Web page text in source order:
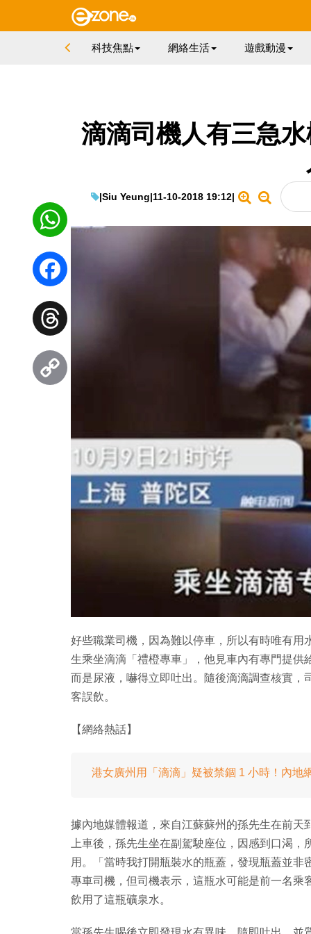
科技焦點 網絡生活 遊戲動漫
滴滴司機人有三急
|Siu Yeung|11-10-2018 19:12|
好些職業司機，因為難以停車，所以有時唯有
生乘坐滴滴「禮橙專車」，他見車內有專門提
而是尿液，嚇得立即吐出。隨後滴滴調查核實
客誤飲。
【網絡熱話】
港女廣州用「滴滴」疑被禁錮 1 小時！內地
據內地媒體報道，來自江蘇蘇州的孫先生在前
上車後，孫先生坐在副駕駛座位，因感到口渴
用。「當時我打開瓶裝水的瓶蓋，發現瓶蓋並
專車司機，但司機表示，這瓶水可能是前一名
飲用了這瓶礦泉水。
WhatsApp
Facebook
Threads